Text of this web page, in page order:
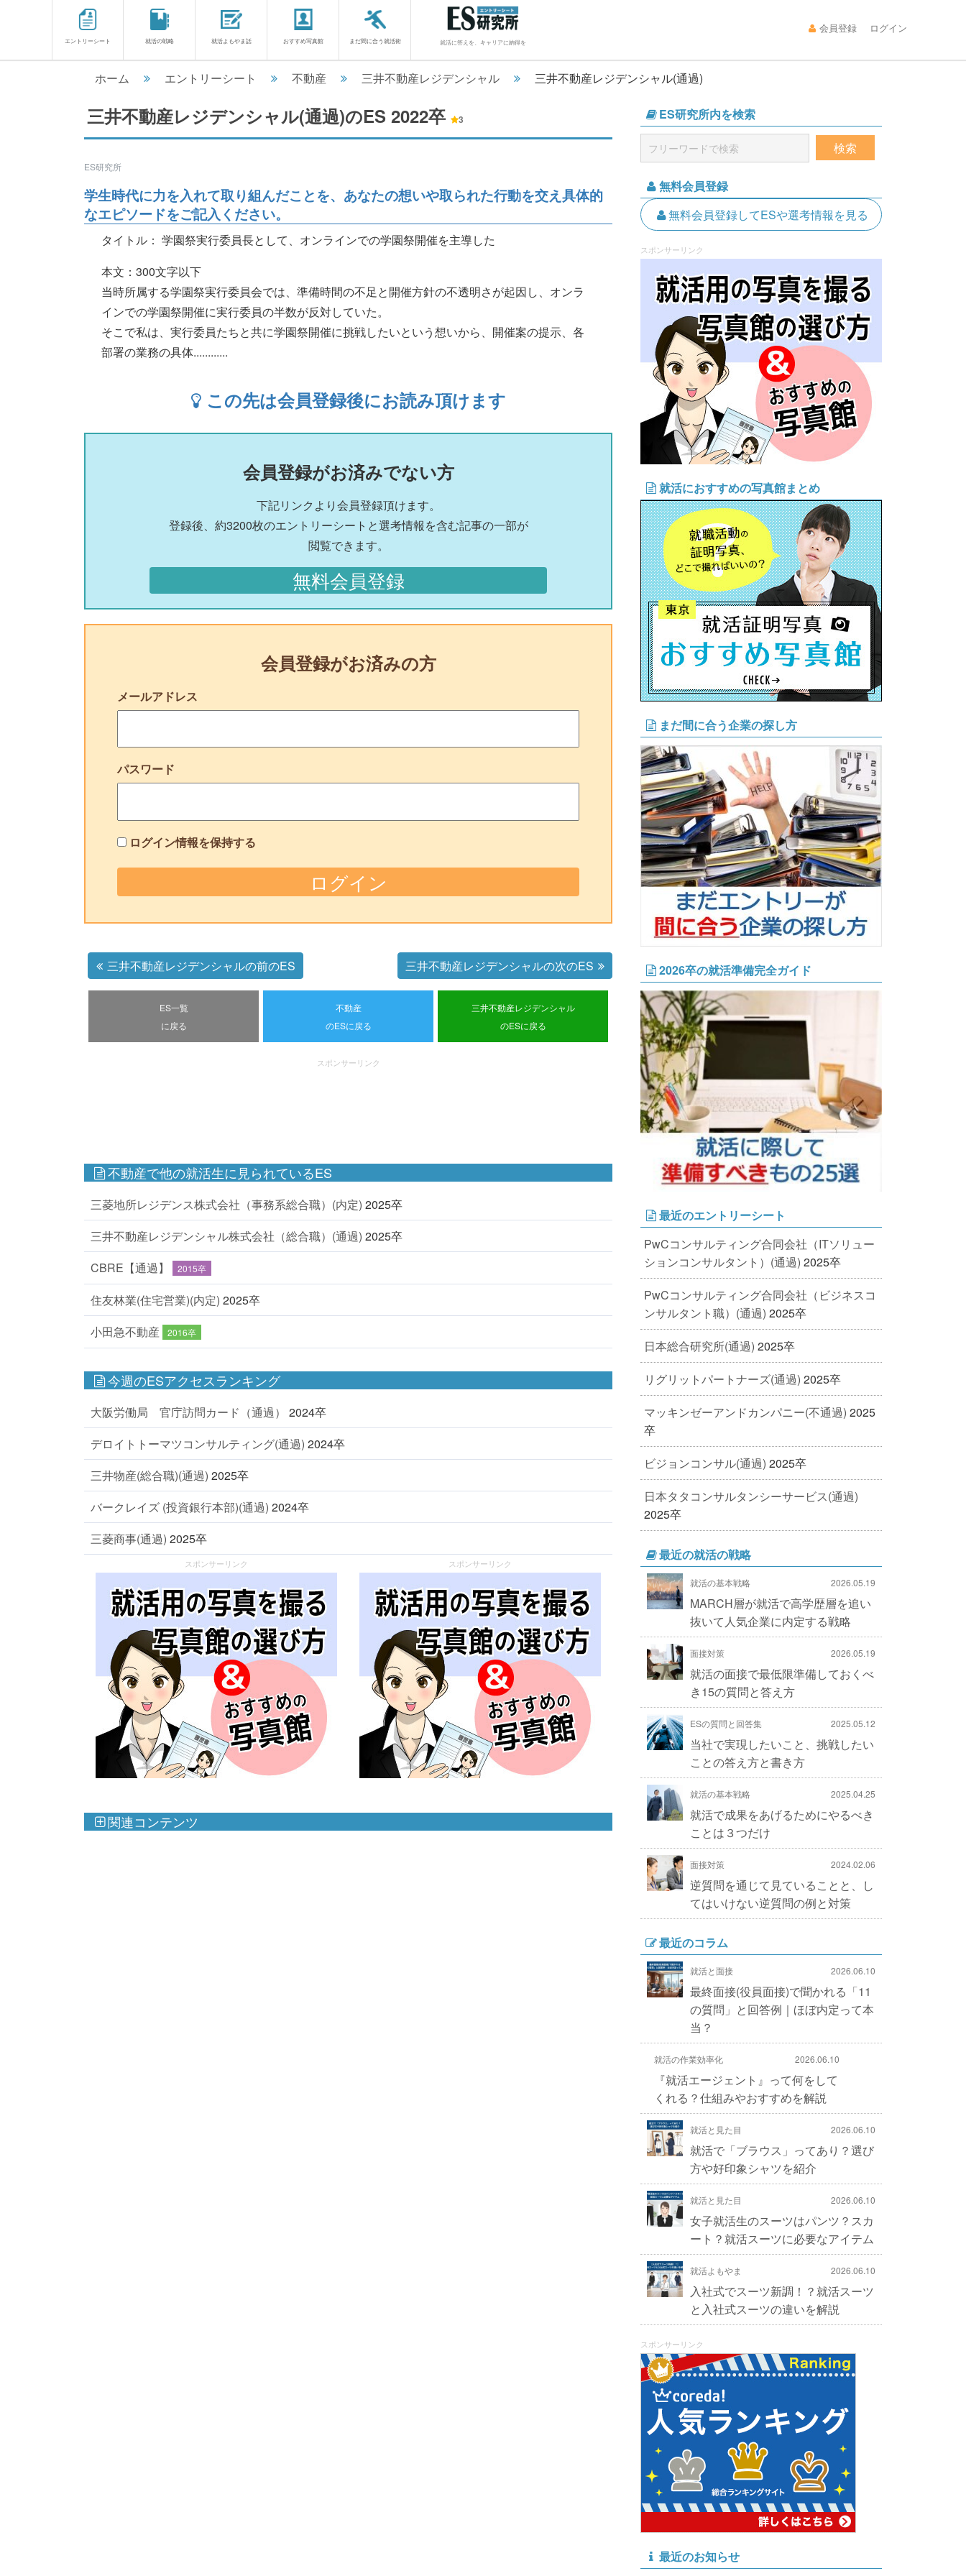
エントリーシート 就活の戦略 就活よもやま話 おすすめ写真館 まだ間に合う就活術 就活に答えを、キャリアに納得を
会員登録 ログイン
ホーム エントリーシート 不動産 三井不動産レジデンシャル 三井不動産レジデンシャル(通過)
三井不動産レジデンシャル(通過)のES 2022卒 3
ES研究所
学生時代に力を入れて取り組んだことを、あなたの想いや取られた行動を交え具体的
なエピソードをご記入ください。
タイトル： 学園祭実行委員長として、オンラインでの学園祭開催を主導した
本文：300文字以下
当時所属する学園祭実行委員会では、準備時間の不足と開催方針の不透明さが起因し、オンラ
インでの学園祭開催に実行委員の半数が反対していた。
そこで私は、実行委員たちと共に学園祭開催に挑戦したいという想いから、開催案の提示、各
部署の業務の具体............
この先は会員登録後にお読み頂けます
会員登録がお済みでない方
下記リンクより会員登録頂けます。
登録後、約3200枚のエントリーシートと選考情報を含む記事の一部が
閲覧できます。
無料会員登録
会員登録がお済みの方
メールアドレス
パスワード
ログイン情報を保持する
三井不動産レジデンシャルの前のES 三井不動産レジデンシャルの次のES
ES一覧
に戻る
不動産
のESに戻る
三井不動産レジデンシャル
のESに戻る
スポンサーリンク
不動産で他の就活生に見られているES
三菱地所レジデンス株式会社（事務系総合職）(内定) 2025卒
三井不動産レジデンシャル株式会社（総合職）(通過) 2025卒
CBRE【通過】
2015卒
住友林業(住宅営業)(内定) 2025卒
小田急不動産
2016卒
今週のESアクセスランキング
大阪労働局 官庁訪問カード（通過）
2024卒
デロイトトーマツコンサルティング(通過) 2024卒
三井物産(総合職)(通過) 2025卒
バークレイズ (投資銀行本部)(通過) 2024卒
三菱商事(通過) 2025卒
スポンサーリンク スポンサーリンク
関連コンテンツ
ES研究所内を検索
無料会員登録
無料会員登録してESや選考情報を見る
スポンサーリンク
就活におすすめの写真館まとめ
まだ間に合う企業の探し方
2026卒の就活準備完全ガイド
最近のエントリーシート
PwCコンサルティング合同会社（ITソリュー
ションコンサルタント）(通過) 2025卒
PwCコンサルティング合同会社（ビジネスコ
ンサルタント職）(通過) 2025卒
日本総合研究所(通過) 2025卒
リグリットパートナーズ(通過) 2025卒
マッキンゼーアンドカンパニー(不通過) 2025
卒
ビジョンコンサル(通過) 2025卒
日本タタコンサルタンシーサービス(通過)
2025卒
最近の就活の戦略
就活の基本戦略 2026.05.19
MARCH層が就活で高学歴層を追い
抜いて人気企業に内定する戦略
面接対策 2026.05.19
就活の面接で最低限準備しておくべ
き15の質問と答え方
ESの質問と回答集 2025.05.12
当社で実現したいこと、挑戦したい
ことの答え方と書き方
就活の基本戦略 2025.04.25
就活で成果をあげるためにやるべき
ことは３つだけ
面接対策 2024.02.06
逆質問を通じて見ていることと、し
てはいけない逆質問の例と対策
最近のコラム
就活と面接 2026.06.10
最終面接(役員面接)で聞かれる「11
の質問」と回答例｜ほぼ内定って本
当？
就活の作業効率化 2026.06.10
『就活エージェント』って何をして
くれる？仕組みやおすすめを解説
就活と見た目 2026.06.10
就活で「ブラウス」ってあり？選び
方や好印象シャツを紹介
就活と見た目 2026.06.10
女子就活生のスーツはパンツ？スカ
ート？就活スーツに必要なアイテム
就活よもやま 2026.06.10
入社式でスーツ新調！？就活スーツ
と入社式スーツの違いを解説
スポンサーリンク
最近のお知らせ